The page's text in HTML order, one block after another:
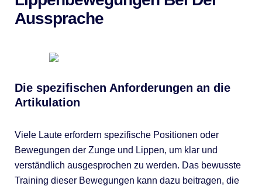
Aussprache
Die spezifischen Anforderungen an die
Artikulation
Viele Laute erfordern spezifische Positionen oder
Bewegungen der Zunge und Lippen, um klar und
verständlich ausgesprochen zu werden. Das bewusste
Training dieser Bewegungen kann dazu beitragen, die